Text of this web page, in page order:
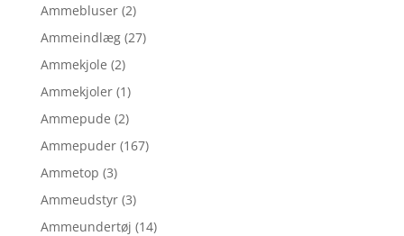
Ammebluser (2)
Ammeindlæg (27)
Ammekjole (2)
Ammekjoler (1)
Ammepude (2)
Ammepuder (167)
Ammetop (3)
Ammeudstyr (3)
Ammeundertøj (14)